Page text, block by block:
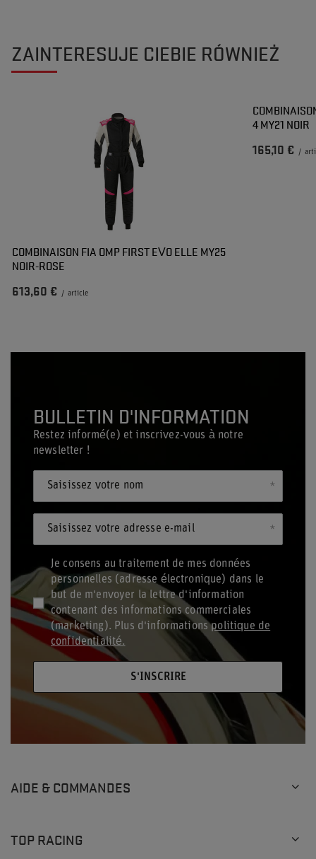
ZAINTERESUJE CIEBIE RÓWNIEŻ
COMBINAISON FIA OMP FIRST EVO ELLE MY25
NOIR-ROSE
613,60 € / article
4 MY21 NOIR
165,10 € /
BULLETIN D'INFORMATION
Restez informé(e) et inscrivez-vous à notre
newsletter !
Saisissez votre nom
Saisissez votre adresse e-mail
Je consens au traitement de mes données
personnelles (adresse électronique) dans le
but de m'envoyer la lettre d'information
contenant des informations commerciales
(marketing). Plus d'informationspolitique de
confidentialité.
S'INSCRIRE
AIDE & COMMANDES
TOP RACING